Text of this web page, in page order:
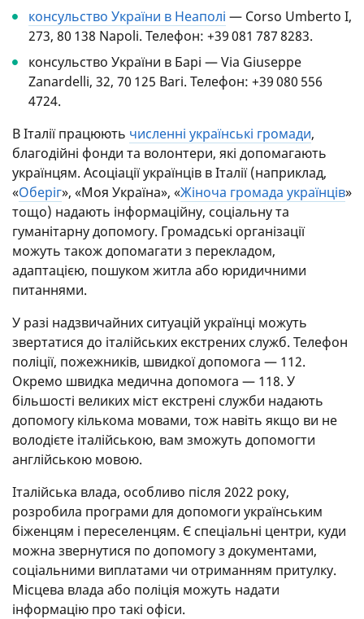
консульство України в Неаполі — Corso Umberto I,
273, 80 138 Napoli. Телефон: +39 081 787 8283.
консульство України в Барі — Via Giuseppe
Zanardelli, 32, 70 125 Bari. Телефон: +39 080 556
4724.
В Італії працюють численні українські громади,
благодійні фонди та волонтери, які допомагають
українцям. Асоціації українців в Італії (наприклад,
«Оберіг», «Моя Україна», «Жіноча громада українців»
тощо) надають інформаційну, соціальну та
гуманітарну допомогу. Громадські організації
можуть також допомагати з перекладом,
адаптацією, пошуком житла або юридичними
питаннями.
У разі надзвичайних ситуацій українці можуть
звертатися до італійських екстрених служб. Телефон
поліції, пожежників, швидкої допомога — 112.
Окремо швидка медична допомога — 118. У
більшості великих міст екстрені служби надають
допомогу кількома мовами, тож навіть якщо ви не
володієте італійською, вам зможуть допомогти
англійською мовою.
Італійська влада, особливо після 2022 року,
розробила програми для допомоги українським
біженцям і переселенцям. Є спеціальні центри, куди
можна звернутися по допомогу з документами,
соціальними виплатами чи отриманням притулку.
Місцева влада або поліція можуть надати
інформацію про такі офіси.